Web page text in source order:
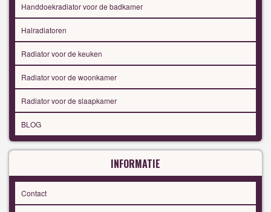
Handdoekradiator voor de badkamer
Halradiatoren
Radiator voor de keuken
Radiator voor de woonkamer
Radiator voor de slaapkamer
BLOG
INFORMATIE
Contact